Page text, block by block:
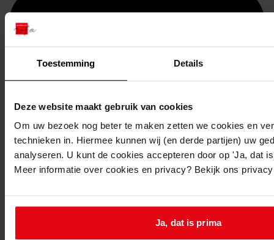
Toestemming Details
Deze website maakt gebruik van cookies
Om uw bezoek nog beter te maken zetten we cookies en
technieken in. Hiermee kunnen wij (en derde partijen) uw
analyseren. U kunt de cookies accepteren door op 'Ja, dat
Meer informatie over cookies en privacy? Bekijk ons
Ja, dat is prima
Printen
duurzaam webadres